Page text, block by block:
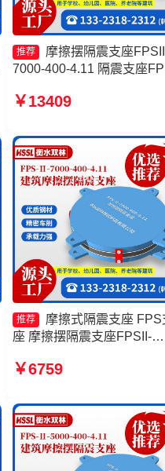
推荐
摩擦摆隔震支座
7000-400-4.11 隔震支座
擦摆隔震支座FPSII-5000-
￥13409
推荐
摩擦式隔震支座 FPS
座 摩擦摆隔震支座FPSII-
隔震摩擦摆支座源头工厂
￥6759